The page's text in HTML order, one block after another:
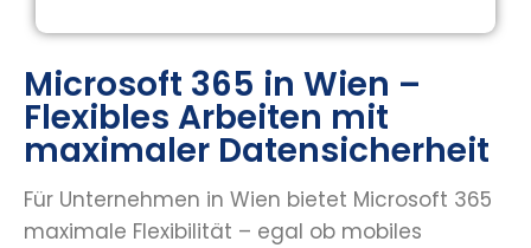
Microsoft 365 in Wien –
Flexibles Arbeiten mit
maximaler Datensicherheit
Für Unternehmen in Wien bietet Microsoft 365
maximale Flexibilität – egal ob mobiles